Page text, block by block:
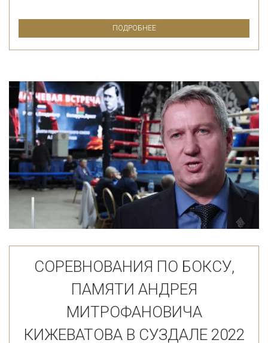
ПОДРОБНЕЕ
СОРЕВНОВАНИЯ ПО БОКСУ,
ПАМЯТИ АНДРЕЯ
МИТРОФАНОВИЧА
КИЖЕВАТОВА В СУЗДАЛЕ 2022